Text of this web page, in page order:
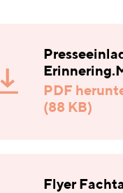
PDF
(88 KB)
Flyer